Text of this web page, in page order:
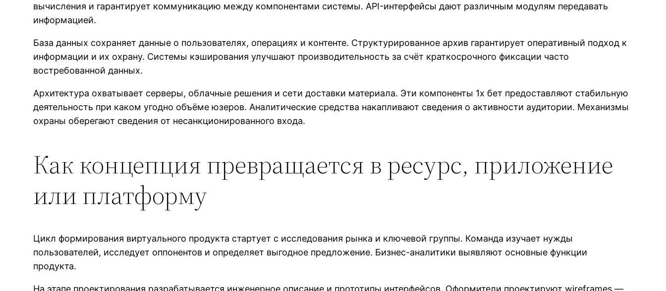
вычисления и гарантирует коммуникацию между компонентами системы. API-интерфейсы дают различным модулям передавать
информацией.
База данных сохраняет данные о пользователях, операциях и контенте. Структурированное архив гарантирует оперативный подход к
информации и их охрану. Системы кэширования улучшают производительность за счёт краткосрочного фиксации часто
востребованной данных.
Архитектура охватывает серверы, облачные решения и сети доставки материала. Эти компоненты 1х бет предоставляют стабильную
деятельность при каком угодно объёме юзеров. Аналитические средства накапливают сведения о активности аудитории. Механизмы
охраны оберегают сведения от несанкционированного входа.
Как концепция превращается в ресурс, приложение
или платформу
Цикл формирования виртуального продукта стартует с исследования рынка и ключевой группы. Команда изучает нужды
пользователей, исследует оппонентов и определяет выгодное предложение. Бизнес-аналитики выявляют основные функции
продукта.
На этапе проектирования разрабатывается инженерное описание и прототипы интерфейсов. Оформители проектируют wireframes —